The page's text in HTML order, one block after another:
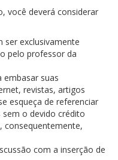
você deverá considerar
ser exclusivamente
pelo professor da
embasar suas
revistas, artigos
esqueça de referenciar
o devido crédito
consequentemente,
com a inserção de